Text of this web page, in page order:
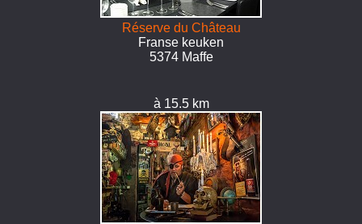
Réserve du Château
Franse keuken
5374 Maffe
à 15.5 km